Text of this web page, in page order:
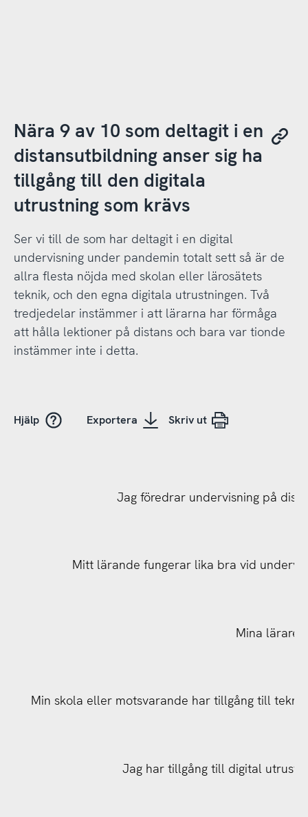
Nära 9 av 10 som deltagit i en
distansutbildning anser sig ha
tillgång till den digitala
utrustning som krävs
Ser vi till de som har deltagit i en digital
undervisning under pandemin totalt sett så är de
allra flesta nöjda med skolan eller lärosätets
teknik, och den egna digitala utrustningen. Två
tredjedelar instämmer i att lärarna har förmåga
att hålla lektioner på distans och bara var tionde
instämmer inte i detta.
Hjälp Exportera Skriv ut
Min skola eller motsvarande har tillgång till
Jag har tillgång till digital
Min skola eller motsvarande har tillgång till
Mina lärare
Mitt lärande fungerar lika bra vid
Jag föredrar undervisning på